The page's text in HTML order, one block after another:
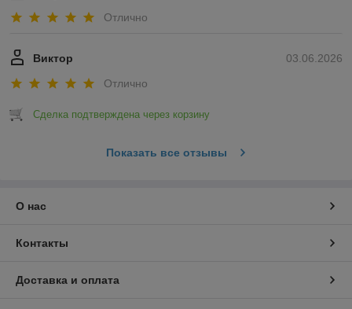
Отлично
03.06.2026
Виктор
Отлично
Сделка подтверждена через корзину
Показать все отзывы
О нас
Контакты
Доставка и оплата